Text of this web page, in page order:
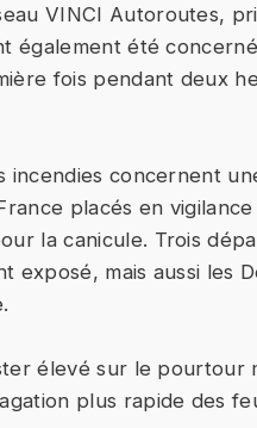
VINCI Autoroutes,
également été
fois pendant deux
incendies concernent
placés en
la canicule. Trois
exposé, mais aussi les
élevé sur le pourtour
plus rapide des